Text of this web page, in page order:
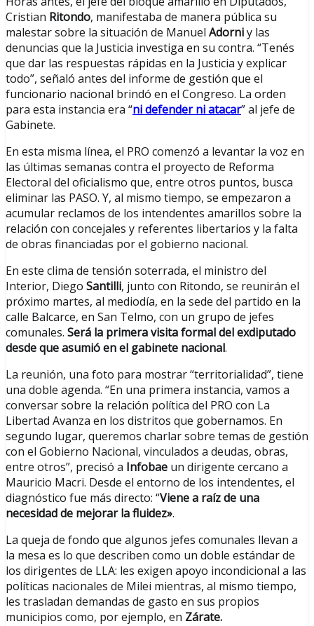
Cristian Ritondo, manifestaba de manera pública su
malestar sobre la situación de Manuel Adorniy las
denuncias que la Justicia investiga en su contra. “Tenés
que dar las respuestas rápidas en la Justicia y explicar
todo”, señaló antes del informe de gestión que el
funcionario nacional brindó en el Congreso. La orden
para esta instancia era “ni defender ni atacar” al jefe de
Gabinete.
En esta misma línea, el PRO comenzó a levantar la voz en
las últimas semanas contra el proyecto de Reforma
Electoral del oficialismo que, entre otros puntos, busca
eliminar las PASO. Y, al mismo tiempo, se empezaron a
acumular reclamos de los intendentes amarillos sobre la
relación con concejales y referentes libertarios y la falta
de obras financiadas por el gobierno nacional.
En este clima de tensión soterrada, el ministro del
Interior, Diego Santilli, junto con Ritondo, se reunirán el
próximo martes, al mediodía, en la sede del partido en la
calle Balcarce, en San Telmo, con un grupo de jefes
comunales. Será la primera visita formal del exdiputado
desde que asumió en el gabinete nacional.
La reunión, una foto para mostrar “territorialidad”, tiene
una doble agenda. “En una primera instancia, vamos a
conversar sobre la relación política del PRO con La
Libertad Avanza en los distritos que gobernamos. En
segundo lugar, queremos charlar sobre temas de gestión
con el Gobierno Nacional, vinculados a deudas, obras,
entre otros”, precisó a Infobae un dirigente cercano a
Mauricio Macri. Desde el entorno de los intendentes, el
diagnóstico fue más directo: “Viene a raíz de una
necesidad de mejorar la fluidez».
La queja de fondo que algunos jefes comunales llevan a
la mesa es lo que describen como un doble estándar de
los dirigentes de LLA: les exigen apoyo incondicional a las
políticas nacionales de Milei mientras, al mismo tiempo,
les trasladan demandas de gasto en sus propios
municipios como, por ejemplo, en Zárate.